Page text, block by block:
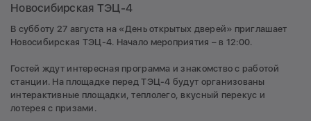
Новосибирская ТЭЦ-4
В субботу 27 августа на «День открытых дверей» приглашает
Новосибирская ТЭЦ-4. Начало мероприятия – в 12:00.
Гостей ждут интересная программа и знакомство с работой
станции. На площадке перед ТЭЦ-4 будут организованы
интерактивные площадки, теплолего, вкусный перекус и
лотерея с призами.